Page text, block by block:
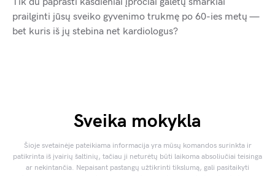
prailginti jūsų sveiko gyvenimo trukmę po 60-ies metų —
bet kuris iš jų stebina net kardiologus?
Sveika mokykla
Šioje svetainėje pateikiama informacija yra mūsų komandos surinkta ir
patikrinta iš įvairių šaltinių, tačiau ji neturėtų būti laikoma absoliučiai teisinga
ar nekintančia. Nepaisant pastangų užtikrinti tikslumą, gali pasitaikyti